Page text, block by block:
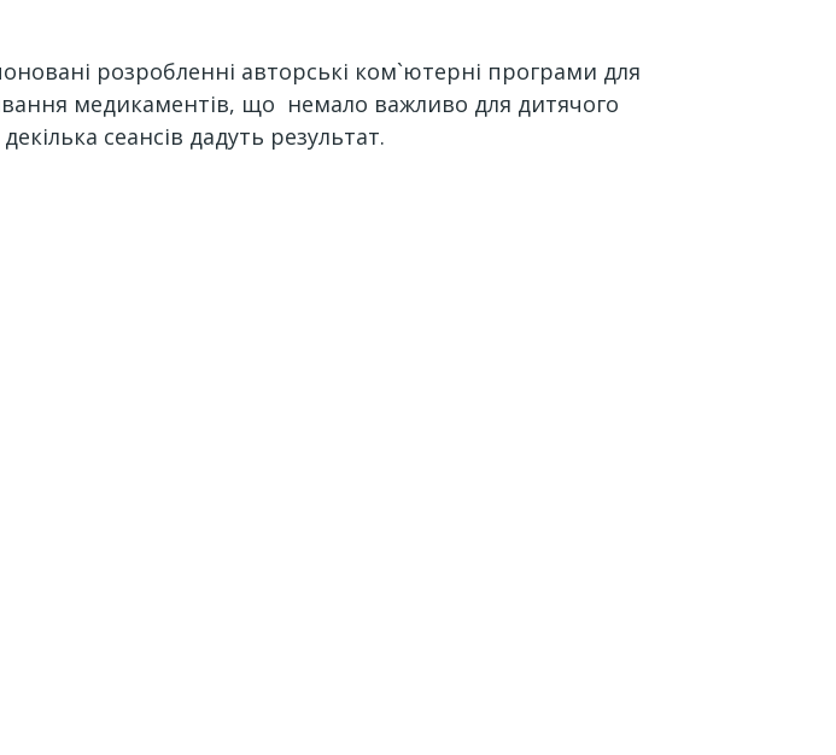
розробленні авторські ком`ютерні програми для
медикаментів, що немало важливо для дитячого
сеансів дадуть результат.